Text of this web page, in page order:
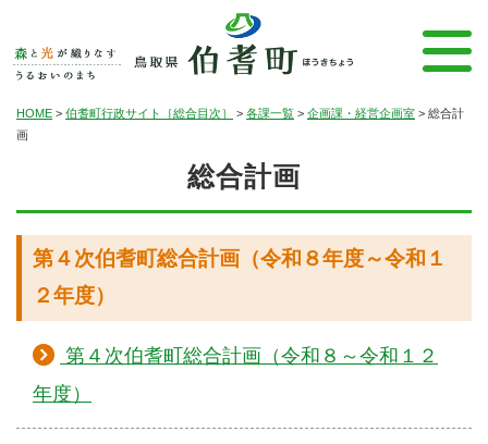
HOME > 伯耆町行政サイト［総合目次］ > 各課一覧 > 企画課・経営企画室 > 総合計
画
総合計画
第４次伯耆町総合計画（令和８年度～令和１
２年度）
第４次伯耆町総合計画（令和８～令和１２
年度）